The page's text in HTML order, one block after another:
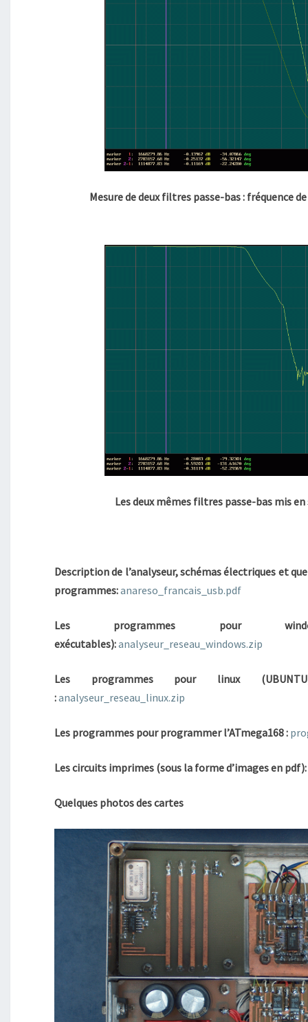
Mesure de deux filtres passe-bas : fréquence
Les deux mêmes filtres passe-bas mis
Description de l’analyseur, schémas électriques et
programmes:anareso_francais_usb.pdf
Les programmes pour
exécutables):analyseur_reseau_windows.zip
Les programmes pour linux
:analyseur_reseau_linux.zip
Les programmes pour programmer l’ATmega168 :
Les circuits imprimes (sous la forme d’images en pdf):
Quelques photos des cartes